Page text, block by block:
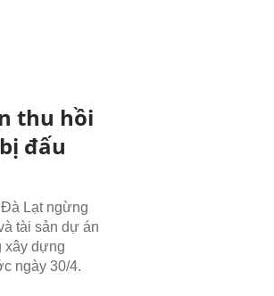
thu hồi
đấu
Lạt ngừng
tài sản dự án
xây dựng
ngày 30/4.